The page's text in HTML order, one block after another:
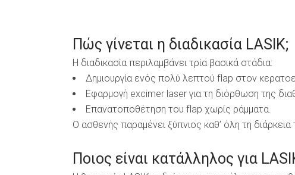
Πώς γίνεται η διαδικασία LASIK;
Η διαδικασία περιλαμβάνει τρία βασικά στάδια:
Δημιουργία ενός πολύ λεπτού flap στον
Εφαρμογή excimer laser για τη διόρθωση της
Επανατοποθέτηση του flap χωρίς ράμματα.
Ο ασθενής παραμένει ξύπνιος καθ’ όλη τη
Ποιος είναι κατάλληλος για